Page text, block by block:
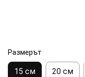
Размерът
15 см 20 см